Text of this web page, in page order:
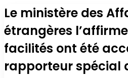
Le ministère des
étrangères
facilités ont été
rapporteur spécial